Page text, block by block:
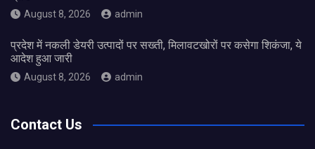
August 8, 2026 admin
प्रदेश में नकली डेयरी उत्पादों पर सख्ती, मिलावटखोरों पर कसेगा शिकंजा, ये
आदेश हुआ जारी
August 8, 2026 admin
Contact Us